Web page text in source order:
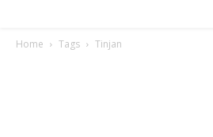
Home Tags Tinjan